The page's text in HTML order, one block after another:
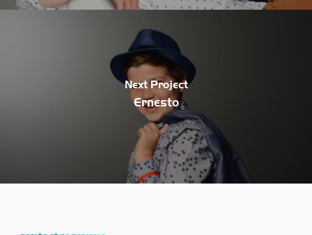
Next Project
Ernesto